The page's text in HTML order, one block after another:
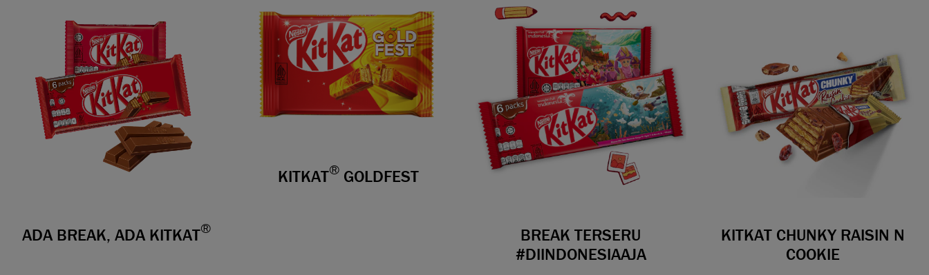
ADA BREAK, ADA KITKAT®
KITKAT® GOLDFEST
BREAK TERSERU
#DIINDONESIAAJA
KITKAT CHUNKY RAISIN N
COOKIE